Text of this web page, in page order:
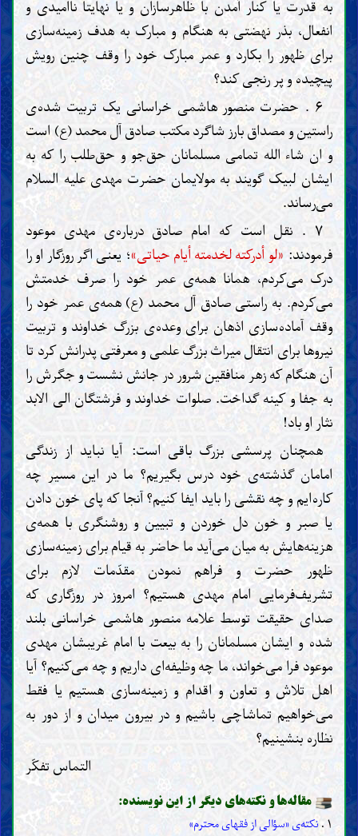
به قدرت یا کنار آمدن با ظاهر‌سازان و یا نهایتاً ناامیدی و
انفعال، بذر نهضتی به هنگام و مبارک به هدف زمینه‌سازی
برای ظهور را بکارد و عمر مبارک خود را وقف چنین رویش
پیچیده و پر رنجی کند؟
۶ . حضرت منصور هاشمی خراسانی یک تربیت شده‌ی
راستین و مصداق بارز شاگرد مکتب صادق آل محمد (ع) است
و ان شاء الله تمامی مسلمانان حق‌جو و حق‌طلب را که به
ایشان لبیک گویند به مولایمان حضرت مهدی علیه السلام
می‌رساند.
۷ . نقل است که امام صادق درباره‌ی مهدی موعود
فرمودند:«لو أدركته لخدمته أیام حیاتی»؛ یعنی اگر روزگار او را
درک می‌کردم، همانا همه‌ی عمر خود را صرف خدمتش
می‌کردم. به راستی صادق آل محمد (ع) همه‌ی عمر خود را
وقف آماده‌سازی اذهان برای وعده‌ی بزرگ خداوند و تربیت
نیروها برای انتقال میراث بزرگ علمی و معرفتی پدرانش کرد تا
آن هنگام که زهر منافقین شرور در جانش نشست و جگرش را
به جفا و کینه گداخت. صلوات خداوند و فرشتگان الی الابد
نثار او باد!
همچنان پرسشی بزرگ باقی است: آیا نباید از زندگی
امامان گذشته‌ی خود درس بگیریم؟ ما در این مسیر چه
کاره‌ایم و چه نقشی را باید ایفا کنیم؟ آنجا که پای خون دادن
یا صبر و خون دل خوردن و تبیین و روشنگری با همه‌ی
هزینه‌هایش به میان می‌آید ما حاضر به قیام برای زمینه‌سازی
ظهور حضرت و فراهم نمودن مقدّمات لازم برای
تشریف‌فرمایی امام مهدی هستیم؟ امروز در روزگاری که
صدای حقیقت توسط علامه منصور هاشمی خراسانی بلند
شده و ایشان مسلمانان را به بیعت با امام غریبشان مهدی
موعود فرا می‌خواند، ما چه وظیفه‌ای داریم و چه می‌کنیم؟ آیا
اهل تلاش و تعاون و اقدام و زمینه‌سازی هستیم یا فقط
می‌خواهیم تماشاچی باشیم و در بیرون میدان و از دور به
نظاره بنشینیم؟
التماس تفکّر
مقاله‌ها و نکته‌های دیگر از این نویسنده:
۱ . نکته‌ی «سؤالی از فقهای محترم»